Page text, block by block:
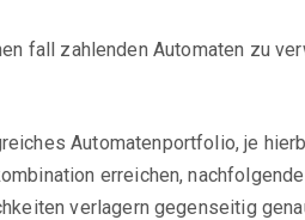
fall zahlenden Automaten zu
Automatenportfolio, je
erreichen,
verlagern gegenseitig